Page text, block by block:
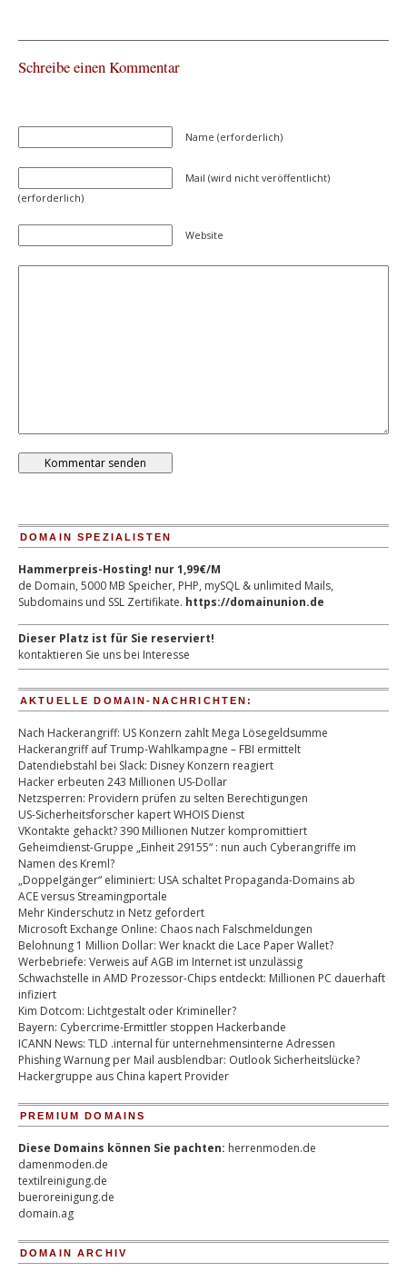
Schreibe einen Kommentar
Name (erforderlich)
Mail (wird nicht veröffentlicht)
(erforderlich)
Website
DOMAIN SPEZIALISTEN
Hammerpreis-Hosting! nur 1,99€/M
de Domain, 5000 MB Speicher, PHP, mySQL & unlimited Mails,
Subdomains und SSL Zertifikate. https://domainunion.de
Dieser Platz ist für Sie reserviert!
kontaktieren Sie uns bei Interesse
AKTUELLE DOMAIN-NACHRICHTEN:
Nach Hackerangriff: US Konzern zahlt Mega Lösegeldsumme
Hackerangriff auf Trump-Wahlkampagne – FBI ermittelt
Datendiebstahl bei Slack: Disney Konzern reagiert
Hacker erbeuten 243 Millionen US-Dollar
Netzsperren: Providern prüfen zu selten Berechtigungen
US-Sicherheitsforscher kapert WHOIS Dienst
VKontakte gehackt? 390 Millionen Nutzer kompromittiert
Geheimdienst-Gruppe „Einheit 29155“ : nun auch Cyberangriffe im
Namen des Kreml?
„Doppelgänger“ eliminiert: USA schaltet Propaganda-Domains ab
ACE versus Streamingportale
Mehr Kinderschutz in Netz gefordert
Microsoft Exchange Online: Chaos nach Falschmeldungen
Belohnung 1 Million Dollar: Wer knackt die Lace Paper Wallet?
Werbebriefe: Verweis auf AGB im Internet ist unzulässig
Schwachstelle in AMD Prozessor-Chips entdeckt: Millionen PC dauerhaft
infiziert
Kim Dotcom: Lichtgestalt oder Krimineller?
Bayern: Cybercrime-Ermittler stoppen Hackerbande
ICANN News: TLD .internal für unternehmensinterne Adressen
Phishing Warnung per Mail ausblendbar: Outlook Sicherheitslücke?
Hackergruppe aus China kapert Provider
PREMIUM DOMAINS
Diese Domains können Sie pachten: herrenmoden.de
damenmoden.de
textilreinigung.de
bueroreinigung.de
domain.ag
DOMAIN ARCHIV